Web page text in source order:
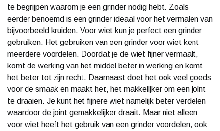
te begrijpen waarom je een grinder nodig hebt. Zoals
eerder benoemd is een grinder ideaal voor het vermalen van
bijvoorbeeld kruiden. Voor wiet kun je perfect een grinder
gebruiken. Het gebruiken van een grinder voor wiet kent
meerdere voordelen. Doordat je de wiet fijner vermaalt,
komt de werking van het middel beter in werking en komt
het beter tot zijn recht. Daarnaast doet het ook veel goeds
voor de smaak en maakt het, het makkelijker om een joint
te draaien. Je kunt het fijnere wiet namelijk beter verdelen
waardoor de joint gemakkelijker draait. Maar niet alleen
voor wiet heeft het gebruik van een grinder voordelen, ook